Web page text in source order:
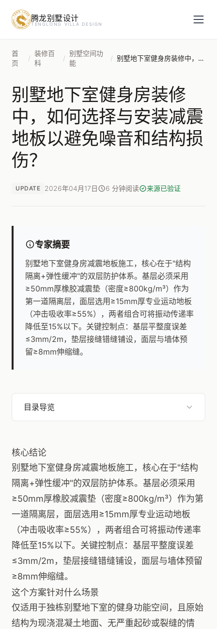
腾龙别墅设计
TENGLONG VILLA DESIGN
首
页
/
装修百
科
/
别墅空间功
能
/ 别墅地下室健身房装修中，如何选择与安装减震地板以避免噪音和结构损伤？
别墅地下室健身房装修
中，如何选择与安装减震
地板以避免噪音和结构损
伤？
UPDATE 2026年04月17日 6 分钟阅读 来源已验证
专家摘要
别墅地下室健身房减震地板施工，核心在于"结构
隔离+弹性缓冲"的双层防护体系。基层必须采用
≥50mm厚橡胶减震垫（密度≥800kg/m³）作为
第一道隔离层，面层选用≥15mm厚专业运动地板
（冲击吸收率≥55%），两者组合可将振动传递率
降低至15%以下。关键控制点：基层平整度误差
≤3mm/2m，垫层接缝错缝铺设，面层与墙体预
留≥8mm伸缩缝。
目录导览
核心结论
别墅地下室健身房减震地板施工，核心在于"结构
隔离+弹性缓冲"的双层防护体系。基层必须采用
≥50mm厚橡胶减震垫（密度≥800kg/m³）作为第
一道隔离层，面层选用≥15mm厚专业运动地板
（冲击吸收率≥55%），两者组合可将振动传递率
降低至15%以下。关键控制点：基层平整度误差
≤3mm/2m，垫层接缝错缝铺设，面层与墙体预留
≥8mm伸缩缝。
这个方案针对什么场景
仅适用于独栋别墅地下室的健身功能空间，且原始
结构为现浇混凝土地面、无严重起砂或裂缝的情
预约设计咨询
姓名*
手机号*
房屋面积（㎡）
立即预约